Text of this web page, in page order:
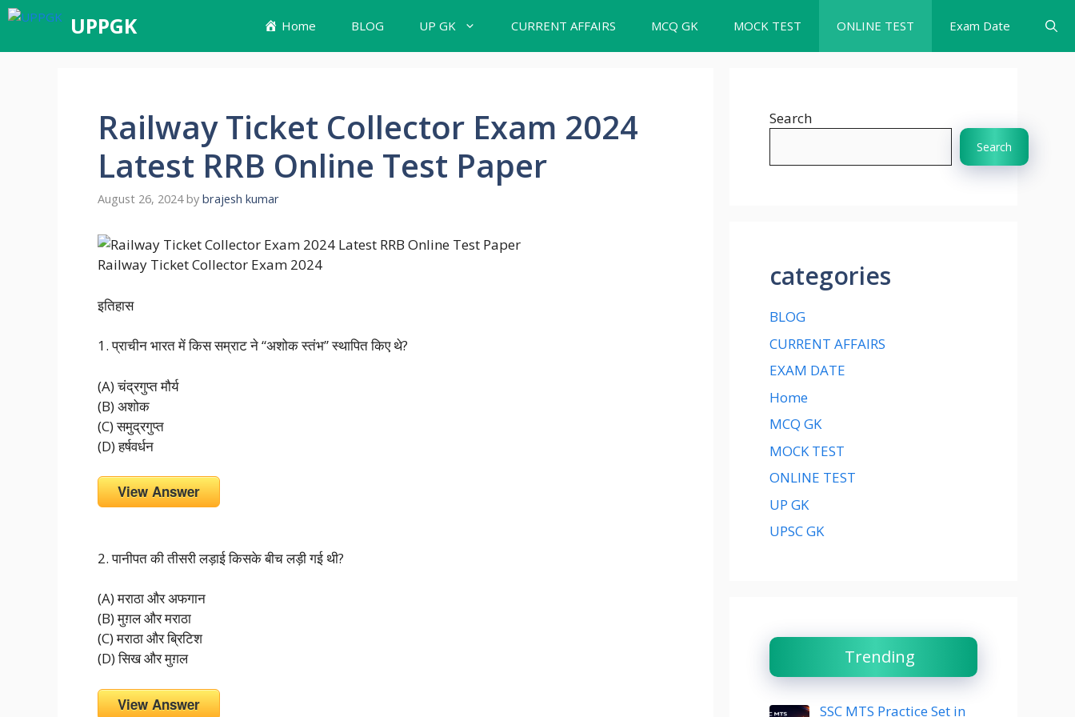
UPPGK Home BLOG UP GK CURRENT AFFAIRS MCQ GK MOCK TEST ONLINE TEST Exam Date
Railway Ticket Collector Exam 2024
Latest RRB Online Test Paper
August 26, 2024 by brajesh kumar
Railway Ticket Collector Exam 2024
इतिहास
1. प्राचीन भारत में किस सम्राट ने “अशोक स्तंभ” स्थापित किए थे?
(A) चंद्रगुप्त मौर्य
(B) अशोक
(C) समुद्रगुप्त
(D) हर्षवर्धन
View Answer
2. पानीपत की तीसरी लड़ाई किसके बीच लड़ी गई थी?
(A) मराठा और अफगान
(B) मुग़ल और मराठा
(C) मराठा और ब्रिटिश
(D) सिख और मुग़ल
View Answer
Search
Search
categories
BLOG
CURRENT AFFAIRS
EXAM DATE
Home
MCQ GK
MOCK TEST
ONLINE TEST
UP GK
UPSC GK
Trending
SSC MTS Practice Set in